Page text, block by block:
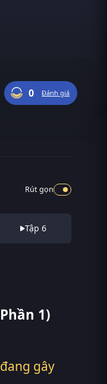
0 Đánh giá
Rút gọn
Tập 6
1)
gây